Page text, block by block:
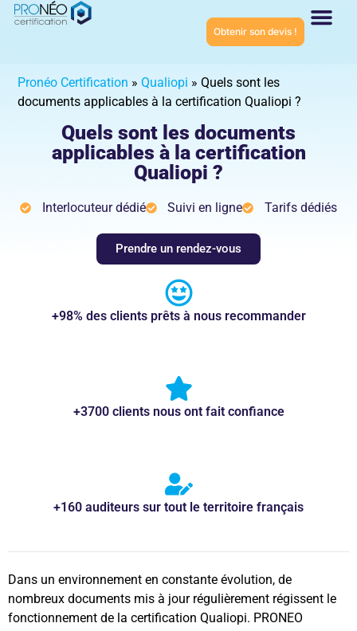
Obtenir son devis !
Pronéo Certification »Qualiopi »Quels sont les
documents applicables à la certification Qualiopi ?
Quels sont les documents
applicables à la certification
Qualiopi ?
Interlocuteur dédié Suivi en ligne Tarifs dédiés
Prendre un rendez-vous
+98% des clients prêts à nous recommander
+3700 clients nous ont fait confiance
+160 auditeurs sur tout le territoire français
Dans un environnement en constante évolution, de
nombreux documents mis à jour régulièrement régissent le
fonctionnement de la certification Qualiopi. PRONEO